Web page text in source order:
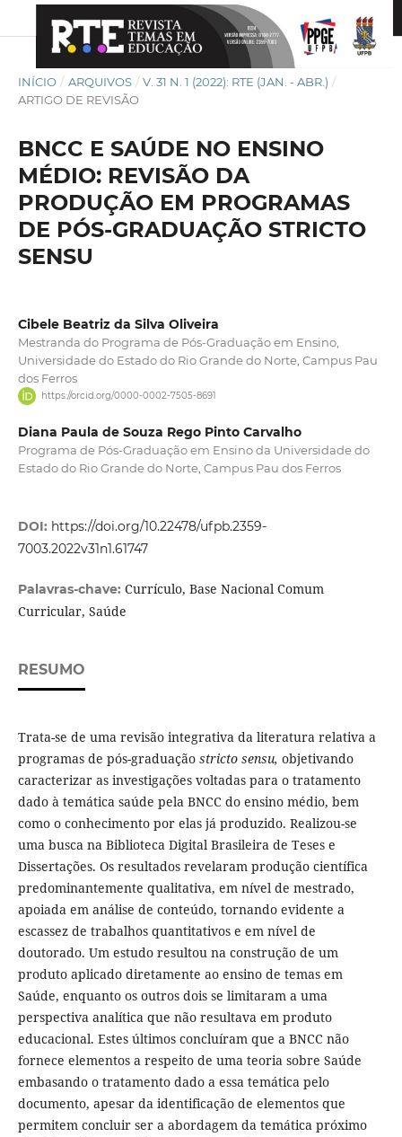
INÍCIO / ARQUIVOS / V. 31 N. 1 (2022): RTE (JAN. - ABR.) /
ARTIGO DE REVISÃO
BNCC E SAÚDE NO ENSINO
MÉDIO: REVISÃO DA
PRODUÇÃO EM PROGRAMAS
DE PÓS-GRADUAÇÃO STRICTO
SENSU
Cibele Beatriz da Silva Oliveira
Mestranda do Programa de Pós-Graduação em Ensino,
Universidade do Estado do Rio Grande do Norte, Campus Pau
dos Ferros
https://orcid.org/0000-0002-7505-8691
Diana Paula de Souza Rego Pinto Carvalho
Programa de Pós-Graduação em Ensino da Universidade do
Estado do Rio Grande do Norte, Campus Pau dos Ferros
DOI: https://doi.org/10.22478/ufpb.2359-
7003.2022v31n1.61747
Palavras-chave: Currículo, Base Nacional Comum
Curricular, Saúde
RESUMO
Trata-se de uma revisão integrativa da literatura relativa a
programas de pós-graduação stricto sensu, objetivando
caracterizar as investigações voltadas para o tratamento
dado à temática saúde pela BNCC do ensino médio, bem
como o conhecimento por elas já produzido. Realizou-se
uma busca na Biblioteca Digital Brasileira de Teses e
Dissertações. Os resultados revelaram produção científica
predominantemente qualitativa, em nível de mestrado,
apoiada em análise de conteúdo, tornando evidente a
escassez de trabalhos quantitativos e em nível de
doutorado. Um estudo resultou na construção de um
produto aplicado diretamente ao ensino de temas em
Saúde, enquanto os outros dois se limitaram a uma
perspectiva analítica que não resultava em produto
educacional. Estes últimos concluíram que a BNCC não
fornece elementos a respeito de uma teoria sobre Saúde
embasando o tratamento dado a essa temática pelo
documento, apesar da identificação de elementos que
permitem concluir ser a abordagem da temática próximo